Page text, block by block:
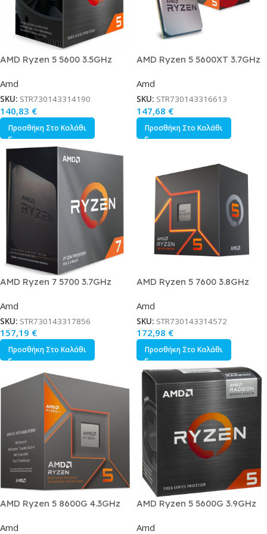
AMD Ryzen 5 5600 3.5GHz
Socket AM4 σε Κουτί με
Ψύκτρα
Amd
SKU: STR730143314190
140,83 €
Προσθήκη Στο Καλάθι
AMD Ryzen 5 5600XT 3.7GHz
Socket AM4 σε Κουτί με
Ψύκτρα
Amd
SKU: STR730143316613
147,68 €
Προσθήκη Στο Καλάθι
AMD Ryzen 7 5700 3.7GHz
Socket AM4 σε Κουτί
Amd
SKU: STR730143317856
157,19 €
Προσθήκη Στο Καλάθι
AMD Ryzen 5 7600 3.8GHz
Socket AM5 σε Κουτί με
Ψύκτρα
Amd
SKU: STR730143314572
172,98 €
Προσθήκη Στο Καλάθι
AMD Ryzen 5 8600G 4.3GHz
Socket AM5 σε Κουτί με
Amd
AMD Ryzen 5 5600G 3.9GHz
Socket AM4 σε Κουτί με
Amd